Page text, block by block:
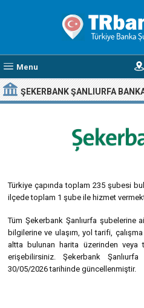
Menu
ŞEKERBANK ŞANLIURFA
Türkiye çapında toplam 235 şubesi
ilçede toplam 1 şube ile hizmet
Tüm Şekerbank Şanlıurfa
bilgilerine ve ulaşım, yol tarifi,
altta bulunan harita üzerinden veya
erişebilirsiniz. Şekerbank
30/05/2026 tarihinde güncellenmiştir.